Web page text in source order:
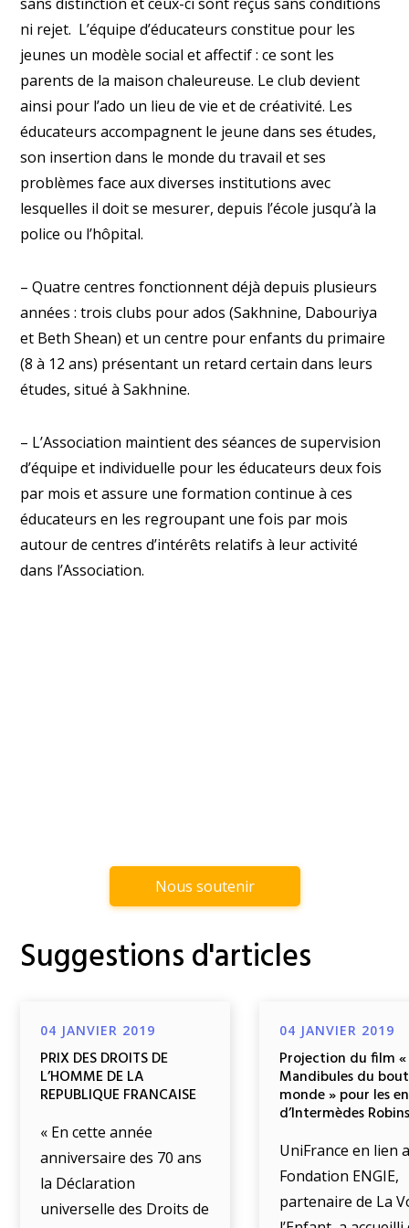
ni rejet. L’équipe d’éducateurs constitue pour les
jeunes un modèle social et affectif : ce sont les
parents de la maison chaleureuse. Le club devient
ainsi pour l’ado un lieu de vie et de créativité. Les
éducateurs accompagnent le jeune dans ses études,
son insertion dans le monde du travail et ses
problèmes face aux diverses institutions avec
lesquelles il doit se mesurer, depuis l’école jusqu’à la
police ou l’hôpital.
– Quatre centres fonctionnent déjà depuis plusieurs
années : trois clubs pour ados (Sakhnine, Dabouriya
et Beth Shean) et un centre pour enfants du primaire
(8 à 12 ans) présentant un retard certain dans leurs
études, situé à Sakhnine.
– L’Association maintient des séances de supervision
d’équipe et individuelle pour les éducateurs deux fois
par mois et assure une formation continue à ces
éducateurs en les regroupant une fois par mois
autour de centres d’intérêts relatifs à leur activité
dans l’Association.
Nous soutenir
Suggestions d'articles
04 JANVIER 2019
PRIX DES DROITS DE
L’HOMME DE LA
REPUBLIQUE FRANCAISE
« En cette année
anniversaire des 70 ans
la Déclaration
universelle des Droits de
04 JANVIER 2019
Projection du film «
Mandibules du
monde » pour les
d’Intermèdes
UniFrance en lien
Fondation ENGIE,
partenaire de La